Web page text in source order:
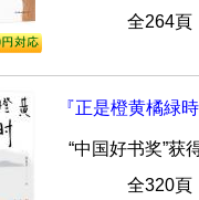
全264
『正是橙黄橘緑
“中国好书奖”获
全320